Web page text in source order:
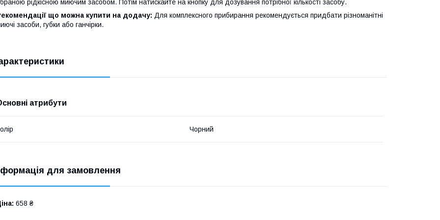
рідкісною миючим засобом. Потім натискайте на кнопку для дозування потрібної кількості засобу.
що можна купити на додачу: Для комплексного прибирання рекомендується придбати різноманітні
засоби, губки або ганчірки.
атрибути
Чорний
для замовлення
658 ₴